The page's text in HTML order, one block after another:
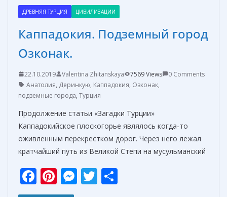
ДРЕВНЯЯ ТУРЦИЯ ЦИВИЛИЗАЦИИ
Каппадокия. Подземный город
Озконак.
22.10.2019 Valentina Zhitanskaya 7569 Views
0 Comments
Анатолия, Деринкую, Каппадокия, Озконак,
подземные города, Турция
Продолжение статьи «Загадки Турции»
Каппадокийское плоскогорье являлось когда-то
оживленным перекрестком дорог. Через него лежал
кратчайший путь из Великой Степи на мусульманский
F
ac
Pi
nt
M T